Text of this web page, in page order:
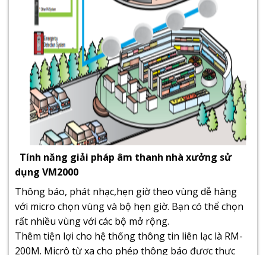
Tính năng giải pháp âm thanh nhà xưởng sử
dụng VM2000
Thông báo, phát nhạc,hẹn giờ theo vùng dễ hàng
với micro chọn vùng và bộ hẹn giờ. Bạn có thể chọn
rất nhiều vùng với các bộ mở rộng.
Thêm tiện lợi cho hệ thống thông tin liên lạc là RM-
200M. Micrô từ xa cho phép thông báo được thực